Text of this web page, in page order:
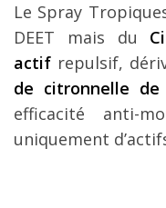
Le Spray
DEET mais du
actif repulsif,
de citronnelle de
efficacité anti-
uniquement